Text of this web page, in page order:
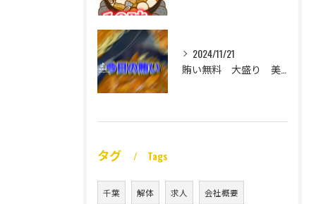
2024/11/21
賄い無料 大盛り 美味い
タグ Tags
千葉 解体 求人 会社概要